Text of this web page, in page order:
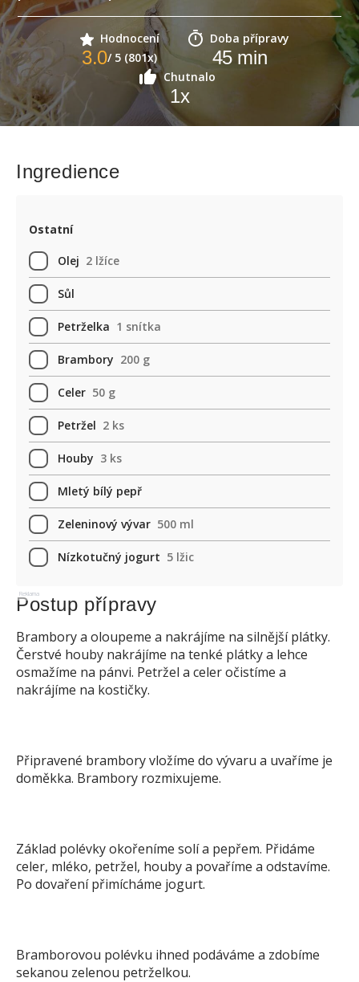
Hodnocení
3.0/ 5 (801x)
Doba přípravy
45min
Chutnalo
1x
Ingredience
Ostatní
Olej 2 lžíce
Sůl
Petrželka 1 snítka
Brambory 200 g
Celer 50 g
Petržel 2 ks
Houby 3 ks
Mletý bílý pepř
Zeleninový vývar 500 ml
Nízkotučný jogurt 5 lžic
Reklama
Postup přípravy
Brambory a oloupeme a nakrájíme na silnější plátky.
Čerstvé houby nakrájíme na tenké plátky a lehce
osmažíme na pánvi. Petržel a celer očistíme a
nakrájíme na kostičky.
Připravené brambory vložíme do vývaru a uvaříme je
doměkka. Brambory rozmixujeme.
Základ polévky okořeníme solí a pepřem. Přidáme
celer, mléko, petržel, houby a povaříme a odstavíme.
Po dovaření přimícháme jogurt.
Bramborovou polévku ihned podáváme a zdobíme
sekanou zelenou petrželkou.